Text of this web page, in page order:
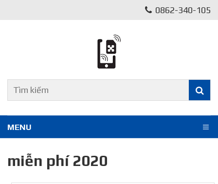
0862-340-105
MENU
miễn phí 2020